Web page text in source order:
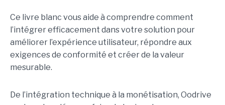
Ce livre blanc vous aide à comprendre comment
l’intégrer efficacement dans votre solution pour
améliorer l’expérience utilisateur, répondre aux
exigences de conformité et créer de la valeur
mesurable.
De l’intégration technique à la monétisation, Oodrive